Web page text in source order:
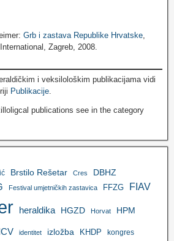
Grb i zastava Republike Hrvatske
International, Zagreb, 2008.
i veksilološkim publikacijama vidi
Publikacije.
publications see in the category
Brstilo Rešetar Cres DBHZ
Festival umjetničkih zastavica FFZG FIAV
heraldika HGZD Horvat HPM
ICV identitet izložba KHDP kongres